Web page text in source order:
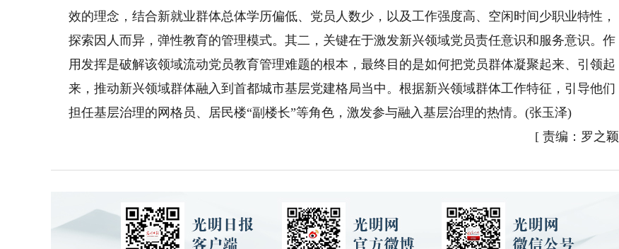
效的理念，结合新就业群体总体学历偏低、党员人数少，以及工作强度高、空闲时间少职业特性，
探索因人而异，弹性教育的管理模式。其二，关键在于激发新兴领域党员责任意识和服务意识。作
用发挥是破解该领域流动党员教育管理难题的根本，最终目的是如何把党员群体凝聚起来、引领起
来，推动新兴领域群体融入到首都城市基层党建格局当中。根据新兴领域群体工作特征，引导他们
担任基层治理的网格员、居民楼“副楼长”等角色，激发参与融入基层治理的热情。(张玉泽)
[ 责编：罗之颖